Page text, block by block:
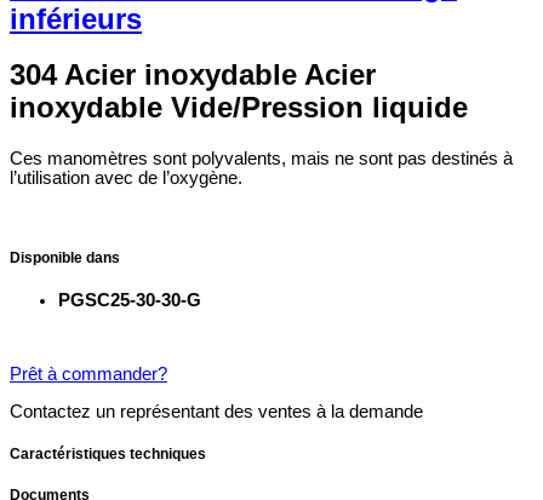
inférieurs
304 Acier inoxydable Acier
inoxydable Vide/Pression liquide
Ces manomètres sont polyvalents, mais ne sont pas destinés à
l’utilisation avec de l’oxygène.
Disponible dans
PGSC25-30-30-G
Prêt à commander?
Contactez un représentant des ventes à la demande
Caractéristiques techniques
Documents